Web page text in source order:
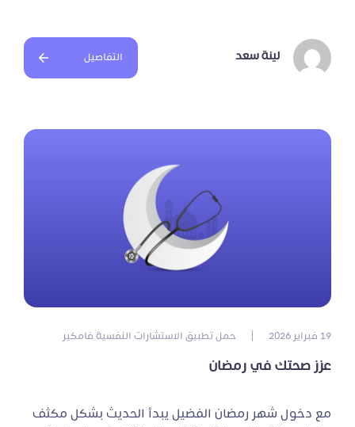
لينة سعد التفاصيل
19 فبراير 2026 حمل تطبيق الاستشارات النفسية فامكير
عزز صحتك في رمضان
مع دخول شهر رمضان الفضيل يبدأ الحديث بشكل مكثف